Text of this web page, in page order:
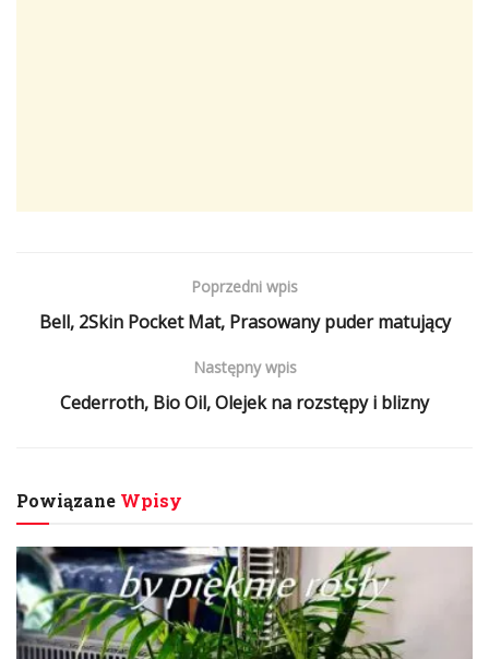
Poprzedni wpis
Bell, 2Skin Pocket Mat, Prasowany puder matujący
Następny wpis
Cederroth, Bio Oil, Olejek na rozstępy i blizny
Powiązane Wpisy